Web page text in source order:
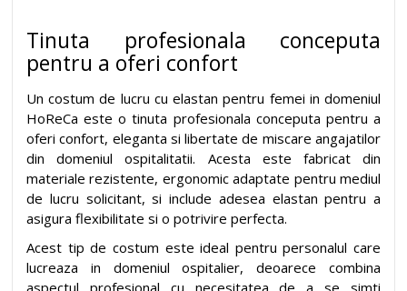
Tinuta profesionala conceputa
pentru a oferi confort
Un costum de lucru cu elastan pentru femei in domeniul
HoReCa este o tinuta profesionala conceputa pentru a
oferi confort, eleganta si libertate de miscare angajatilor
din domeniul ospitalitatii. Acesta este fabricat din
materiale rezistente, ergonomic adaptate pentru mediul
de lucru solicitant, si include adesea elastan pentru a
asigura flexibilitate si o potrivire perfecta.
Acest tip de costum este ideal pentru personalul care
lucreaza in domeniul ospitalier, deoarece combina
aspectul profesional cu necesitatea de a se simti